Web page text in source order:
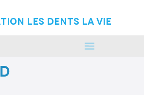
Les Dents La vie